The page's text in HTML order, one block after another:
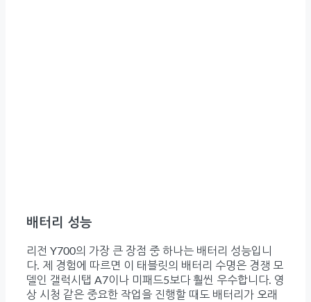
배터리 성능
리전 Y700의 가장 큰 장점 중 하나는 배터리 성능입니
다. 제 경험에 따르면 이 태블릿의 배터리 수명은 경쟁 모
델인 갤럭시탭 A7이나 미패드5보다 훨씬 우수합니다. 영
상 시청 같은 중요한 작업을 진행할 때도 배터리가 오래